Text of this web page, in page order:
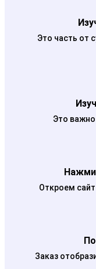
Это часть от
Это
Нажми
Откроем
Заказ